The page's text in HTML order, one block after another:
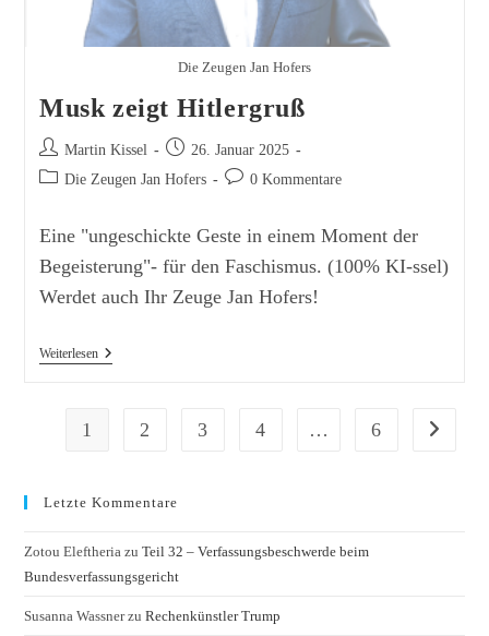
Die Zeugen Jan Hofers
Musk zeigt Hitlergruß
Beitrags-
Autor:
Martin Kissel
Beitrag
veröffentlicht:
26. Januar 2025
Beitrags-
Die Zeugen Jan Hofers
Beitrags-0 Kommentare
Eine "ungeschickte Geste in einem Moment der
Begeisterung"- für den Faschismus. (100% KI-ssel)
Werdet auch Ihr Zeuge Jan Hofers!
WeiterlesenMusk
1 2 3 4 … 6 Zur
Letzte Kommentare
Zotou Eleftheria zuTeil 32 – Verfassungsbeschwerde beim
Bundesverfassungsgericht
Susanna WassnerzuRechenkünstler Trump